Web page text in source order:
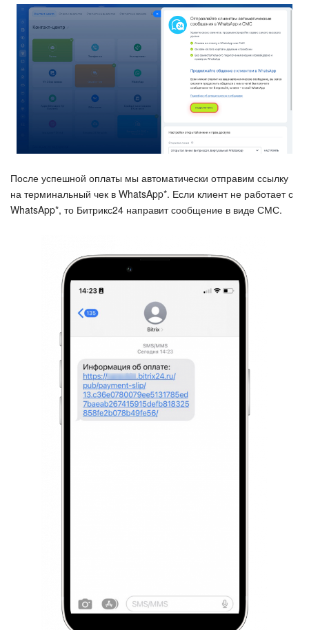
КЭДО
Подпись
Маркетинг
Центр продаж
BI Конструктор
Автоматизация
Сотрудники
Бизнес-процессы
Маркетплейс
Контакт-центр
Настройки
Битрикс24 в коробке
После успешной оплаты мы автоматически отправим ссылку
на терминальный чек в WhatsApp*. Если клиент не работает с
WhatsApp*, то Битрикс24 направит сообщение в виде СМС.